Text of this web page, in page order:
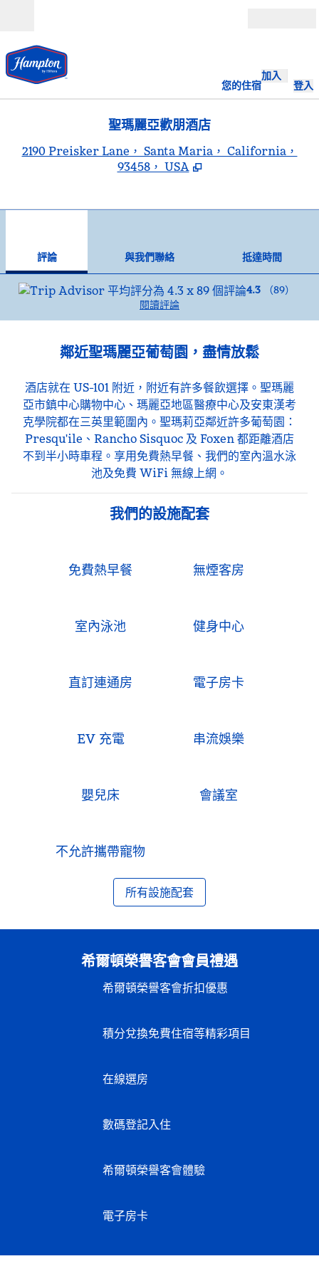
您的住宿
加入
登入
聖瑪麗亞歡朋酒店
2190 Preisker Lane， Santa Maria， California，
93458， USA
評論 與我們聯絡
抵達時間
4.3 （89）
閱讀評論
鄰近聖瑪麗亞葡萄園，盡情放鬆
酒店就在 US-101 附近，附近有許多餐飲選擇。聖瑪麗
亞市鎮中心購物中心、瑪麗亞地區醫療中心及安東漢考
克學院都在三英里範圍內。聖瑪莉亞鄰近許多葡萄園：
Presqu'ile、Rancho Sisquoc 及 Foxen 都距離酒店
不到半小時車程。享用免費熱早餐、我們的室內溫水泳
池及免費 WiFi 無線上網。
我們的設施配套
免費熱早餐 無煙客房
室內泳池 健身中心
直訂連通房 電子房卡
EV 充電 串流娛樂
嬰兒床 會議室
不允許攜帶寵物
所有設施配套
希爾頓榮譽客會會員禮遇
希爾頓榮譽客會折扣優惠
積分兌換免費住宿等精彩項目
在線選房
數碼登記入住
希爾頓榮譽客會體驗
電子房卡